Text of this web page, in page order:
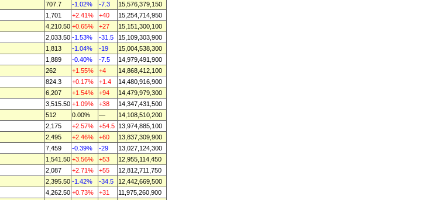
707.7 -1.02% -7.3
15,576,379,150
1,701 +2.41% +40
15,254,714,950
4,210.50 +0.65% +27
15,151,300,100
2,033.50 -1.53% -31.5
15,109,303,900
1,813 -1.04% -19
15,004,538,300
1,889 -0.40% -7.5
14,979,491,900
262 +1.55% +4
14,868,412,100
824.3 +0.17% +1.4
14,480,916,900
6,207 +1.54% +94
14,479,979,300
3,515.50 +1.09% +38
14,347,431,500
512 0.00% —
14,108,510,200
2,175 +2.57% +54.5 13,974,885,100
2,495 +2.46% +60
13,837,309,900
7,459 -0.39% -29
13,027,124,300
1,541.50 +3.56% +53
12,955,114,450
2,087 +2.71% +55
12,812,711,750
2,395.50 -1.42% -34.5
12,442,669,500
4,262.50 +0.73% +31
11,975,260,900